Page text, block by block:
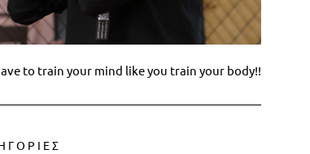
to train your mind like you train your body!!